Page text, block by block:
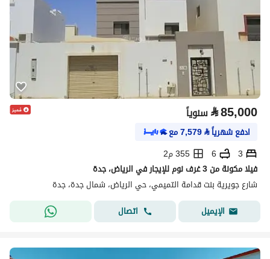
⃁85,000 سنوياً
ادفع شهرياً⃁
7,579مع
3
6
355 م2
فيلا مكونة من 3 غرف نوم للإيجار في الرياض، جدة
شارع جويرية بنت قدامة التميمي، حي الرياض، شمال جدة، جدة
الإيميل
اتصال